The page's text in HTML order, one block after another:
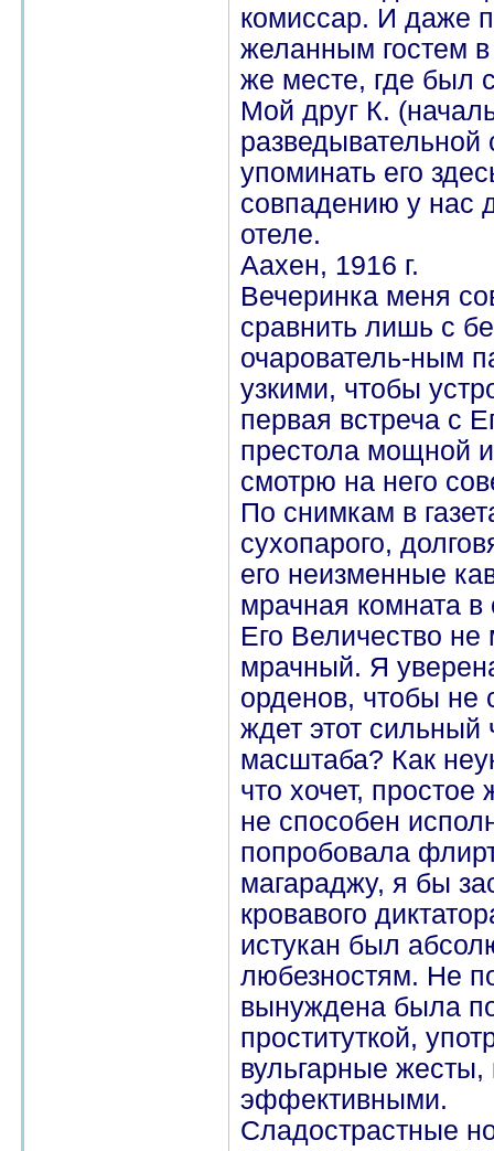
комиссар. И даже
желанным гостем
же месте, где был
Мой друг К.
упоминать его
совпадению у нас
отеле.
Аахен, 1916 г.
Вечеринка меня
сравнить лишь с
очарователь-ным
узкими, чтобы
первая встреча с
престола мощной
смотрю на него
По снимкам в
сухопарого,
его неизменные
мрачная комната в
Его Величество
мрачный. Я
орденов, чтобы не
ждет этот
масштаба? Как
что хочет, простое
не способен
попробовала
магараджу, я бы
кровавого
истукан был
любезностям. Не
вынуждена была
проституткой,
вульгарные жесты,
эффективными.
Сладострастные